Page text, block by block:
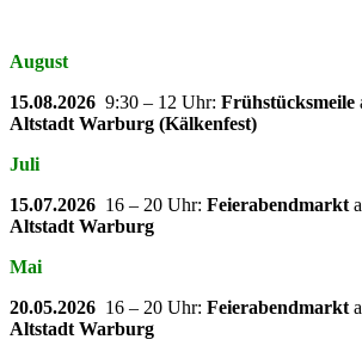
August
15.08.2026 9:30 – 12 Uhr: Frühstücksmeile
Altstadt Warburg (Kälkenfest)
Juli
15.07.2026 16 – 20 Uhr: Feierabendmarkt
Altstadt Warburg
Mai
20.05.2026 16 – 20 Uhr: Feierabendmarkt
Altstadt Warburg